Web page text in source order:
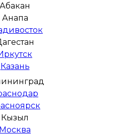
Абакан
Анапа
Казань
Кызыл
Москва